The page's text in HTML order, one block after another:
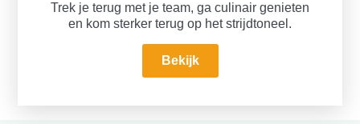
Trek je terug met je team, ga culinair genieten
en kom sterker terug op het strijdtoneel.
Bekijk